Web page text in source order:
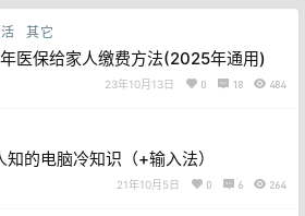
其它
医保给家人缴费方法(2025年通用)
23年10月13日 0 18 484
知的电脑冷知识（+输入法）
21年10月5日 0 6 264